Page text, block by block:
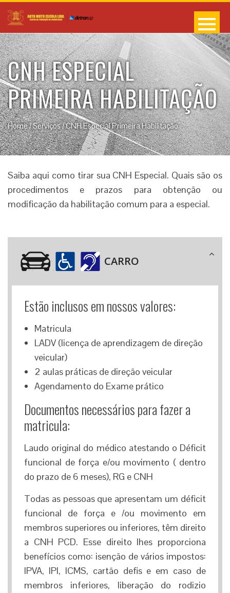
CNH ESPECIAL
PRIMEIRA HABILITAÇÃO
Home/Serviços/CNH Especial Primeira Habilitação
Saiba aqui como tirar sua CNH Especial. Quais são os
procedimentos e prazos para obtenção ou
modificação da habilitação comum para a especial.
CARRO
Estão inclusos em nossos valores:
Matricula
LADV (licença de aprendizagem de direção
veicular)
2 aulas práticas de direção veicular
Agendamento do Exame prático
Documentos necessários para fazer a
matricula:
Laudo original do médico atestando o Déficit
funcional de força e/ou movimento ( dentro
do prazo de 6 meses), RG e CNH
Todas as pessoas que apresentam um déficit
funcional de força e /ou movimento em
membros superiores ou inferiores, têm direito
a CNH PCD. Esse direito lhes proporciona
benefícios como: isenção de vários impostos:
IPVA, IPI, ICMS, cartão defis e em caso de
membros inferiores, liberação do rodizio